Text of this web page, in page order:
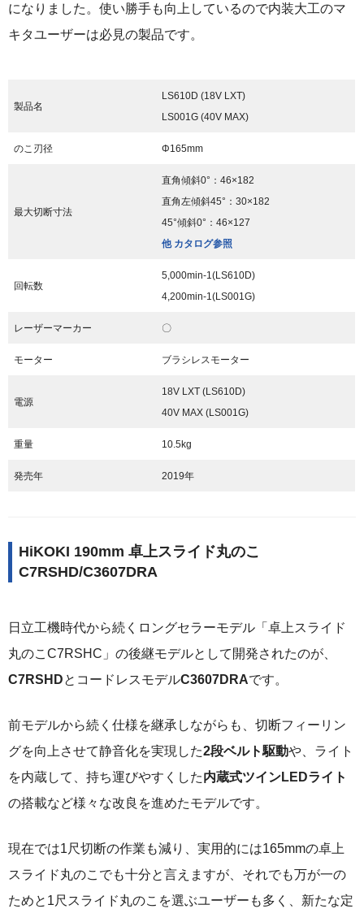
になりました。使い勝手も向上しているので内装大工のマ
キタユーザーは必見の製品です。
製品名
LS610D (18V LXT)
LS001G (40V MAX)
のこ刃径 Φ165mm
最大切断寸法
直角傾斜0°：46×182
直角左傾斜45°：30×182
45°傾斜0°：46×127
他 カタログ参照
回転数
5,000min-1(LS610D)
4,200min-1(LS001G)
レーザーマーカー 〇
モーター ブラシレスモーター
電源
18V LXT (LS610D)
40V MAX (LS001G)
重量 10.5kg
発売年 2019年
HiKOKI 190mm 卓上スライド丸のこ
C7RSHD/C3607DRA
日立工機時代から続くロングセラーモデル「卓上スライド
丸のこC7RSHC」の後継モデルとして開発されたのが、
C7RSHDとコードレスモデルC3607DRAです。
前モデルから続く仕様を継承しながらも、切断フィーリン
グを向上させて静音化を実現した2段ベルト駆動や、ライト
を内蔵して、持ち運びやすくした内蔵式ツインLEDライト
の搭載など様々な改良を進めたモデルです。
現在では1尺切断の作業も減り、実用的には165mmの卓上
スライド丸のこでも十分と言えますが、それでも万が一の
ためと1尺スライド丸のこを選ぶユーザーも多く、新たな定